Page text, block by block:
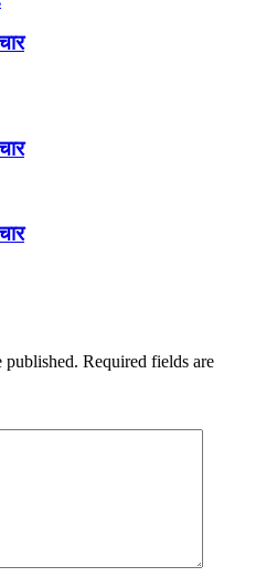
published. Required fields are